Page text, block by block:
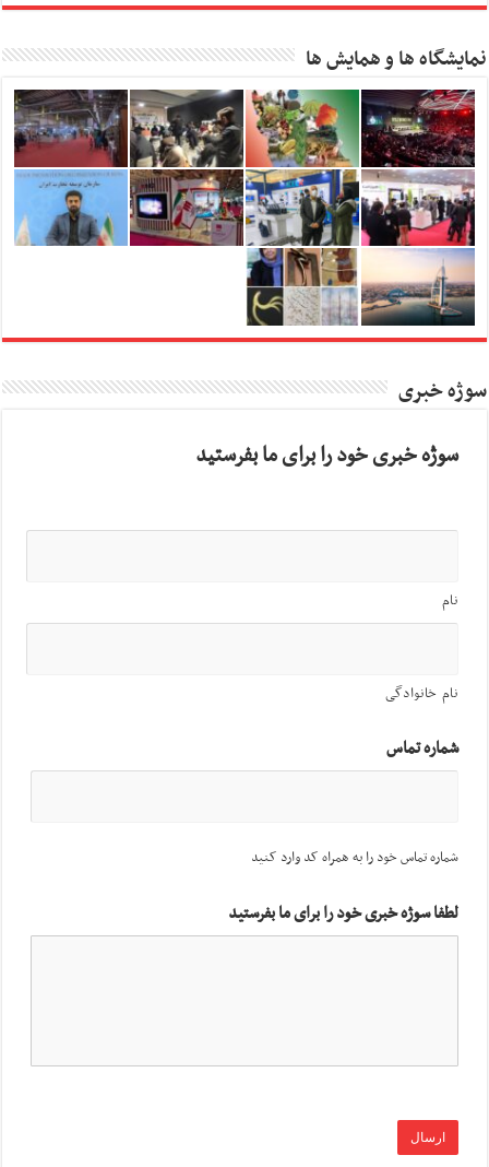
نمایشگاه ها و همایش ها
سوژه خبری
سوژه خبری خود را برای ما بفرستید
نام
نام خانوادگی
شماره تماس
شماره تماس خود را به همراه کد وارد کنید
لطفا سوژه خبری خود را برای ما بفرستید